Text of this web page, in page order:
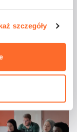
szczegóły